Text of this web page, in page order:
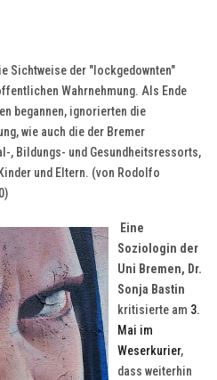
Sichtweise der "lockgedownten"
Wahrnehmung. Als Ende
begannen, ignorierten die
wie auch die der Bremer
, Bildungs- und Gesundheitsressorts,
und Eltern. (von Rodolfo
Eine
Soziologin der
Uni Bremen, Dr.
Sonja Bastin
kritisierte am 3.
Mai im
Weserkurier,
dass weiterhin